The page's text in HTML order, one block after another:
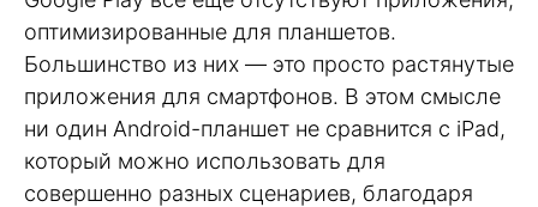
оптимизированные для планшетов.
Большинство из них — это просто растянутые
приложения для смартфонов. В этом смысле
ни один Android-планшет не сравнится с iPad,
который можно использовать для
совершенно разных сценариев, благодаря